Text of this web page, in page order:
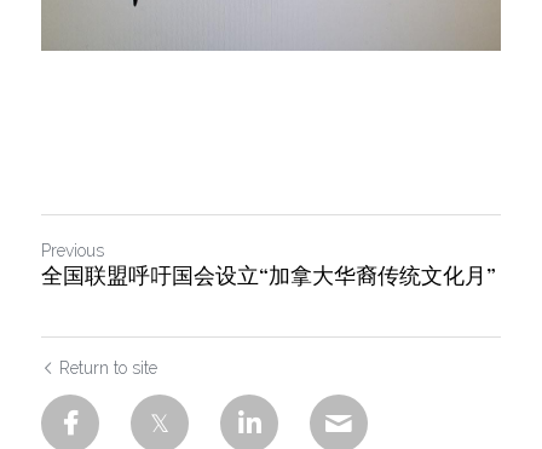
Previous
全国联盟呼吁国会设立“加拿大华裔传统文化月”
Return to site